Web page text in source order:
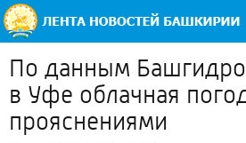
По данным
в Уфе облачная
прояснениями